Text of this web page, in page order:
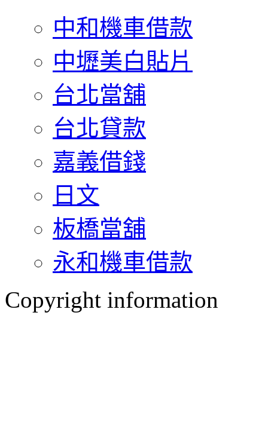
中和機車借款
中壢美白貼片
台北當舖
台北貸款
嘉義借錢
日文
板橋當舖
永和機車借款
Copyright information